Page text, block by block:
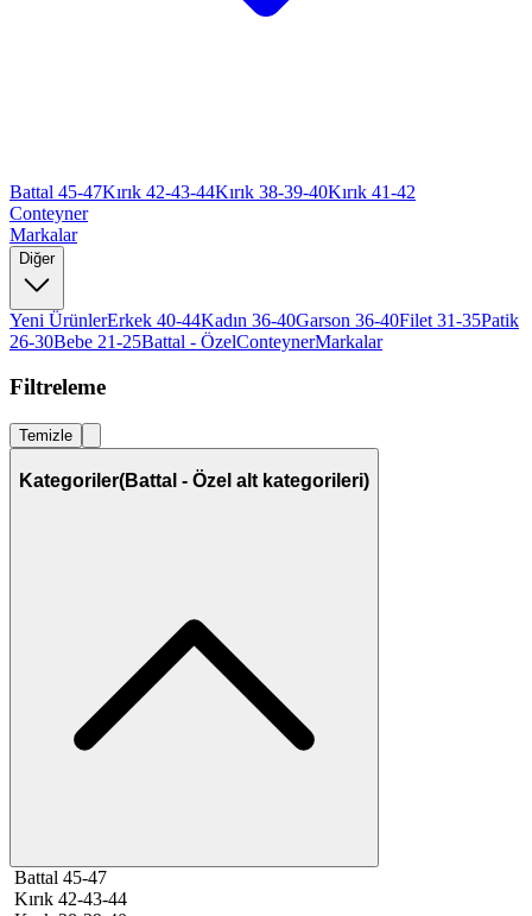
Battal 45-47Kırık 42-43-44Kırık 38-39-40Kırık 41-42
Conteyner
Markalar
Diğer
Yeni ÜrünlerErkek 40-44Kadın 36-40Garson 36-40Filet 31-35Patik
26-30Bebe 21-25Battal - ÖzelConteynerMarkalar
Filtreleme
Temizle
Kategoriler(Battal - Özel alt kategorileri)
Battal 45-47
Kırık 42-43-44